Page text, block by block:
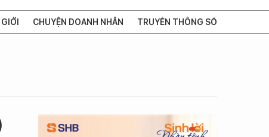
CHUYỆN DOANH NHÂN TRUYỀN THÔNG SỐ